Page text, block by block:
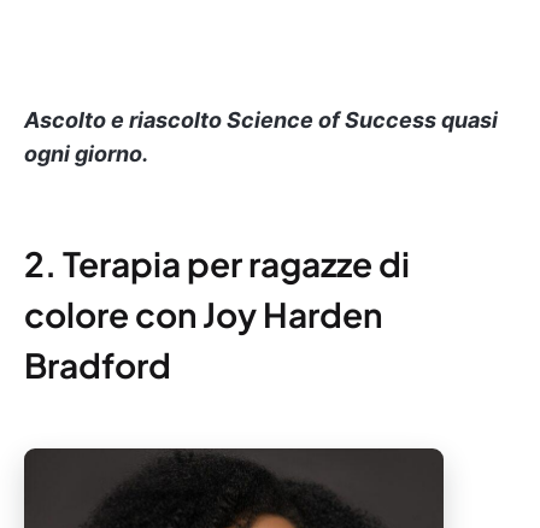
Ascolto e riascolto Science of Success quasi
ogni giorno.
2. Terapia per ragazze di
colore con Joy Harden
Bradford